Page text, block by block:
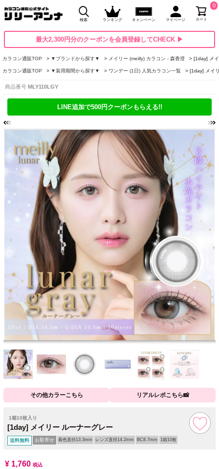
検索 ランキング キャンペーン マイページ カート
0
最大2,300円分のクーポンを会員登録してCHECK ▶
カラコン通販TOP ▼ブランドから探す▼ メイリー (meilly) カラコン - 森香澄 [1day] メ
カラコン通販TOP ▼装用期間から探す▼ ワンデー (1日) 人気カラコン一覧 [1day] メイ
商品番号 MLY110LGY
LINE追加で500円クーポンもらえる!!
その他カラーこちら リアルレポこちら📸
1箱10枚入り
[1day] メイリー ルーナーグレー
送料無料 お取寄せ 着色直径13.3mm レンズ直径14.2mm BC8.7mm 1箱10枚
¥ 1,760 税込